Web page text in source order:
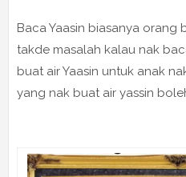
Baca Yaasin biasanya orang
takde masalah kalau nak
buat air Yaasin untuk anak
yang nak buat air yassin